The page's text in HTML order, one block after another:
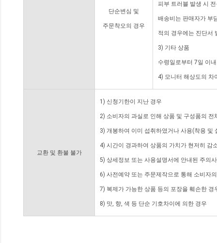
단순변심 및
주문착오의 경우
피부 트러블 발생 시
배송비는 판매자가 부
적의 경우에는 진단서
3) 기타 상품
수령일로부터 7일 이
4) 모니터 해상도의 차
교환 및 환불 불가
1) 신청기한이 지난 경우
2) 소비자의 과실로 인해 상품 및 구성품의
3) 개봉하여 이미 섭취하였거나 사용(착용 및
4) 시간이 경과하여 상품의 가치가 현저히 감
5) 상세정보 또는 사용설명서에 안내된 주의
6) 사전예약 또는 주문제작으로 통해 소비자
7) 복제가 가능한 상품 등의 포장을 훼손한 경
8) 맛, 향, 색 등 단순 기호차이에 의한 경우